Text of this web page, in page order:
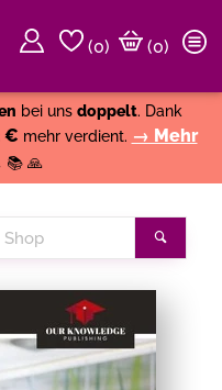
(0)
(0)
bei uns doppelt. Dank
€ mehr verdient. → Mehr
📚 🙏